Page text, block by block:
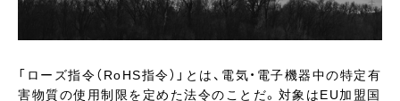
「ローズ指令（RoHS指令）」とは、電気・電子機器中の特定有
害物質の使用制限を定めた法令のことだ。対象はEU加盟国